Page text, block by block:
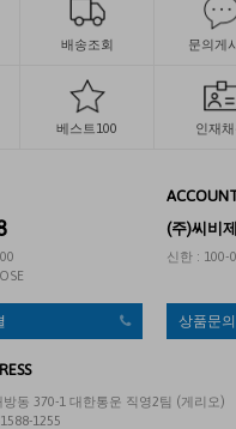
배송조회 문의게
베스트100 인재
(주)씨비
신한 : 100-
상품문
동 370-1 대한통운 직영2팀 (게리오)
1255